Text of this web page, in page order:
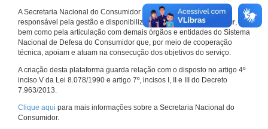
A Secretaria Nacional do Consumidor do Ministério da Justiça é a
responsável pela gestão e disponibilização doConsumidor.gov.br,
bem como pela articulação com demais órgãos e entidades do Sistema
Nacional de Defesa do Consumidor que, por meio de cooperação
técnica, apoiam e atuam na consecução dos objetivos do serviço.
A criação desta plataforma guarda relação com o disposto no artigo 4º
inciso V da Lei 8.078/1990 e artigo 7º, incisos I, II e III do Decreto
7.963/2013.
Clique aqui para mais informações sobre a Secretaria Nacional do
Consumidor.